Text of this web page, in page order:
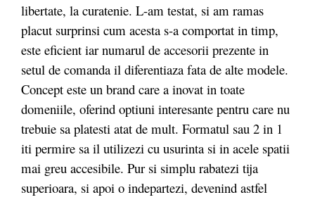
libertate, la curatenie. L-am testat, si am ramas
placut surprinsi cum acesta s-a comportat in timp,
este eficient iar numarul de accesorii prezente in
setul de comanda il diferentiaza fata de alte modele.
Concept este un brand care a inovat in toate
domeniile, oferind optiuni interesante pentru care nu
trebuie sa platesti atat de mult. Formatul sau 2 in 1
iti permire sa il utilizezi cu usurinta si in acele spatii
mai greu accesibile. Pur si simplu rabatezi tija
superioara, si apoi o indepartezi, devenind astfel